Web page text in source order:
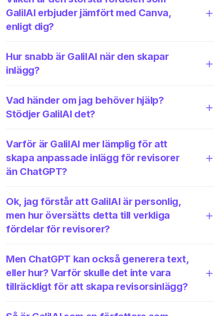
GalilAI erbjuder jämfört med Canva,
enligt dig?
Hur snabb är GalilAI när den skapar
inlägg?
Vad händer om jag behöver hjälp?
Stödjer GalilAI det?
Varför är GalilAI mer lämplig för att
skapa anpassade inlägg för revisorer
än ChatGPT?
Ok, jag förstår att GalilAI är personlig,
men hur översätts detta till verkliga
fördelar för revisorer?
Men ChatGPT kan också generera text,
eller hur? Varför skulle det inte vara
tillräckligt för att skapa revisorsinlägg?